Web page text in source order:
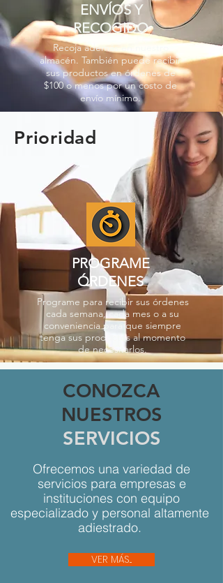
ENVÍOS Y
RECOGIDO
Recoja además en nuestro
almacén. También puede recibir
sus productos en órdenes de
$100 o menos por un costo de
envío mínimo.
Prioridad
PROGRAME
ÓRDENES
Programe para recibir sus órdenes
cada semana, cada mes o a su
conveniencia para que siempre
tenga sus productos al momento
de necesitarlos.
CONOZCA
NUESTROS
SERVICIOS
Ofrecemos una variedad de
servicios para empresas e
instituciones con equipo
especializado y personal altamente
adiestrado.
VER MÁS...